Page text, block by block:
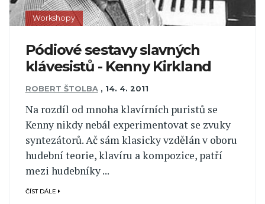
Workshopy
Pódiové sestavy slavných
klávesistů - Kenny Kirkland
ROBERT ŠTOLBA , 14. 4. 2011
Na rozdíl od mnoha klavírních puristů se
Kenny nikdy nebál experimentovat se zvuky
syntezátorů. Ač sám klasicky vzdělán v oboru
hudební teorie, klavíru a kompozice, patří
mezi hudebníky ...
ČÍST DÁLE